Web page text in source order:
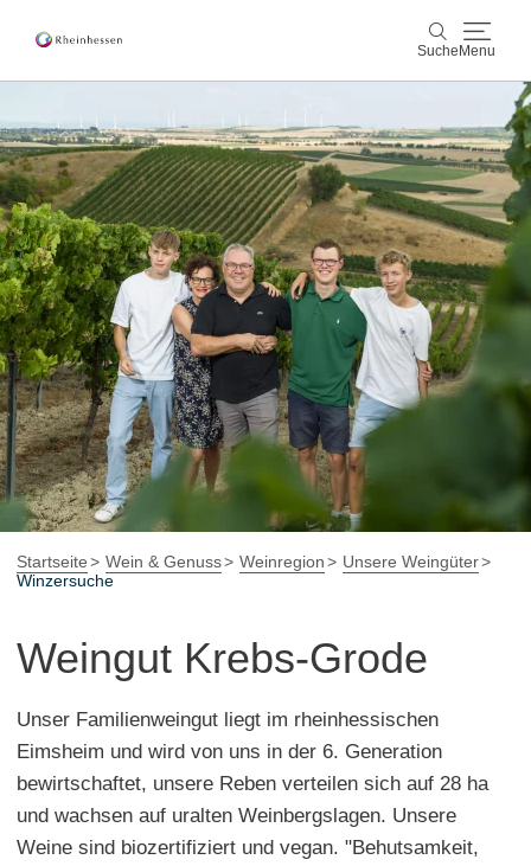
Suche Menu
Suche
Wein & Genuss
Aktiv & Natur
Kultur & Städte
Veranstaltungen
Buchung & Service
ShopRheinhessen-Blog Karte
Startseite Wein & Genuss Weinregion
Unsere Weingüter
Winzersuche
Weingut Krebs-Grode
Unser Familienweingut liegt im rheinhessischen
Eimsheim und wird von uns in der 6. Generation
bewirtschaftet, unsere Reben verteilen sich auf 28 ha
und wachsen auf uralten Weinbergslagen. Unsere
Weine sind biozertifiziert und vegan. "Behutsamkeit,